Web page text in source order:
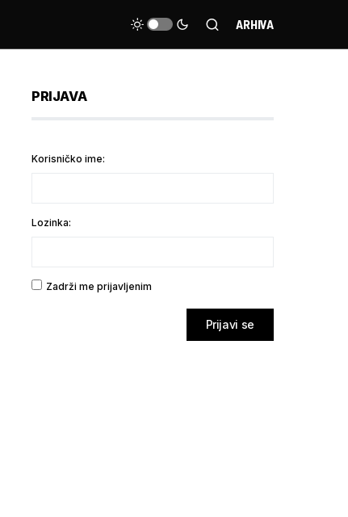
ARHIVA
PRIJAVA
Korisničko ime:
Lozinka:
Zadrži me prijavljenim
Prijavi se